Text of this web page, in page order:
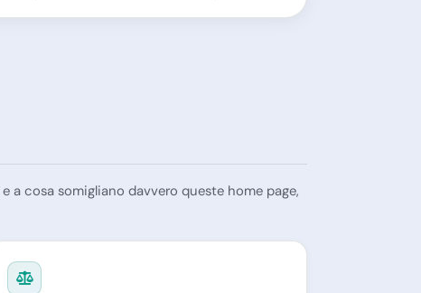
a cosa somigliano davvero queste home page,